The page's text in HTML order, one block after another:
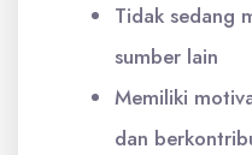
Tidak sedang
sumber lain
Memiliki
dan